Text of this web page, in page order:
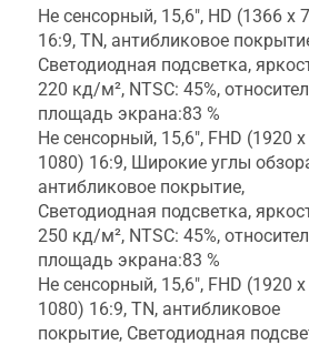
Не сенсорный, 15,6", HD (1366 x
16:9, TN, антибликовое
Светодиодная подсветка,
220 кд/м², NTSC: 45%,
площадь экрана:83 %
Не сенсорный, 15,6", FHD (1920 x
1080) 16:9, Широкие углы
антибликовое покрытие,
Светодиодная подсветка,
250 кд/м², NTSC: 45%,
площадь экрана:83 %
Не сенсорный, 15,6", FHD (1920 x
1080) 16:9, TN, антибликовое
покрытие, Светодиодная